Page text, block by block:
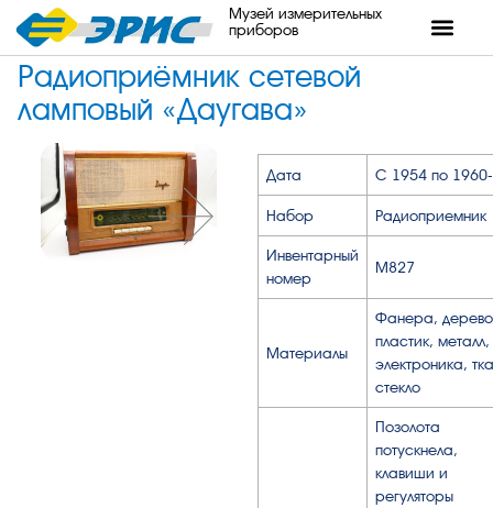
Музей измерительных
приборов
Радиоприёмник сетевой
ламповый «Даугава»
Дата С 1954 по
Набор Радиоприемник
Инвентарный
номер
М827
Материалы
Фанера,
пластик, металл,
электроника,
стекло
Позолота
потускнела,
клавиши и
регуляторы